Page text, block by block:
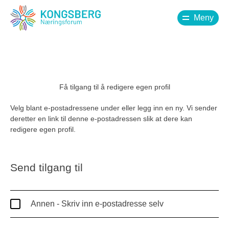
Meny
Få tilgang til å redigere egen profil
Velg blant e-postadressene under eller legg inn en ny. Vi sender
deretter en link til denne e-postadressen slik at dere kan
redigere egen profil.
Send tilgang til
Annen - Skriv inn e-postadresse selv